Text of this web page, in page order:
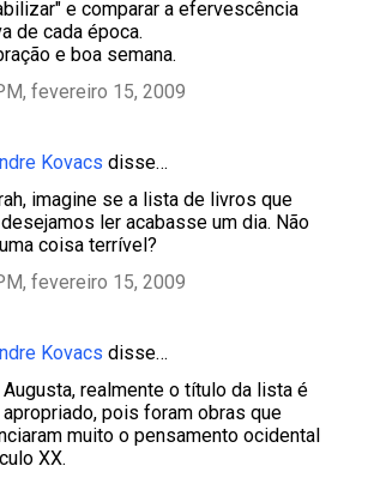
e comparar a efervescência
de cada época.
e boa semana.
fevereiro 15, 2009
Kovacs disse…
imagine se a lista de livros que
ler acabasse um dia. Não
coisa terrível?
fevereiro 15, 2009
Kovacs disse…
Augusta, realmente o título da lista é
pois foram obras que
muito o pensamento ocidental
XX.